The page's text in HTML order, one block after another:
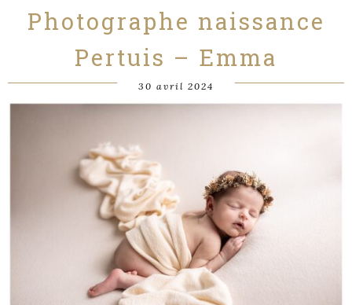
Photographe naissance
Pertuis – Emma
30 avril 2024